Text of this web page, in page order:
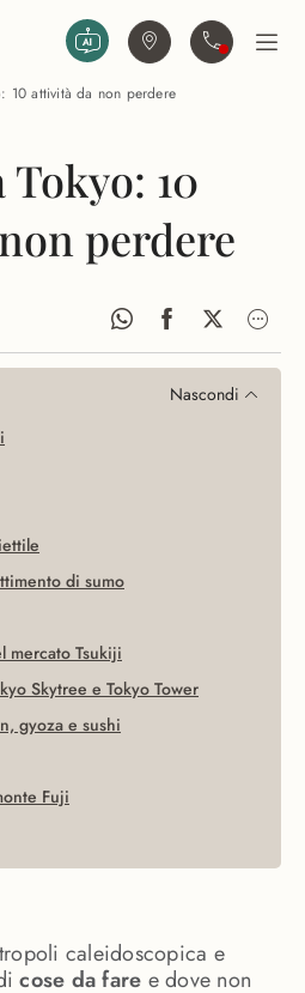
Trova agenziaContattaciApri
10 attività da non perdere
Tokyo: 10
perdere
Nascondi
di sumo
mercato Tsukiji
Skytree e Tokyo Tower
gyoza e sushi
Fuji
caleidoscopica e
cose da fare e dove non